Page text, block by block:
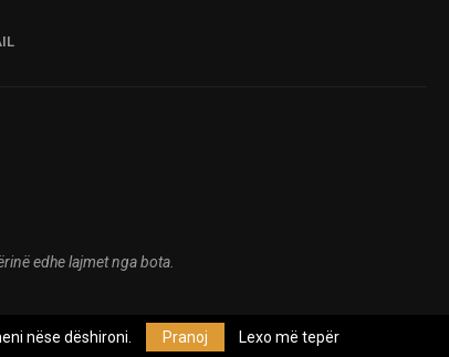
edhe lajmet nga bota.
nëse dëshironi.
Pranoj Lexo më tepër